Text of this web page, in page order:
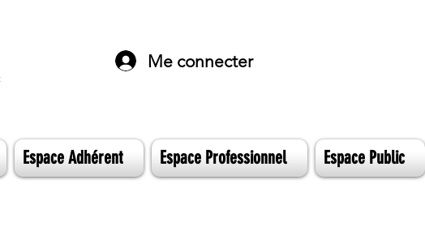
Me connecter
Espace Adhérent Espace Professionnel Espace Public